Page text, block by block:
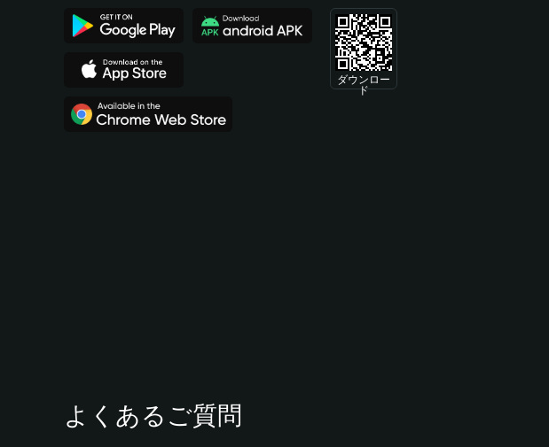
Português (Brasil)
ダウンロー
ド
よくあるご質問